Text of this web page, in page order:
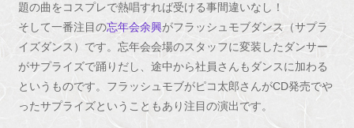
題の曲をコスプレで熱唱すれば受ける事間違いなし！
そして一番注目の忘年会余興がフラッシュモブダンス（サプラ
イズダンス）です。忘年会会場のスタッフに変装したダンサー
がサプライズで踊りだし、途中から社員さんもダンスに加わる
というものです。フラッシュモブがピコ太郎さんがCD発売でや
ったサプライズということもあり注目の演出です。